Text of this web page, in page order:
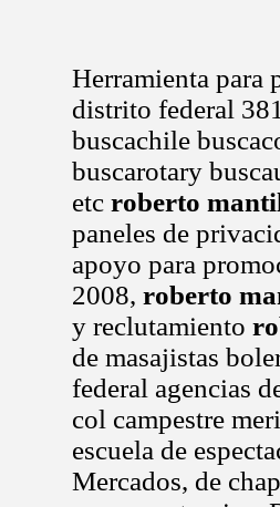
Herramienta para
distrito federal
buscachile
buscarotary
etc roberto
paneles de
apoyo para
2008, roberto
y reclutamiento
de masajistas
federal agencias
col campestre
escuela de
Mercados, de